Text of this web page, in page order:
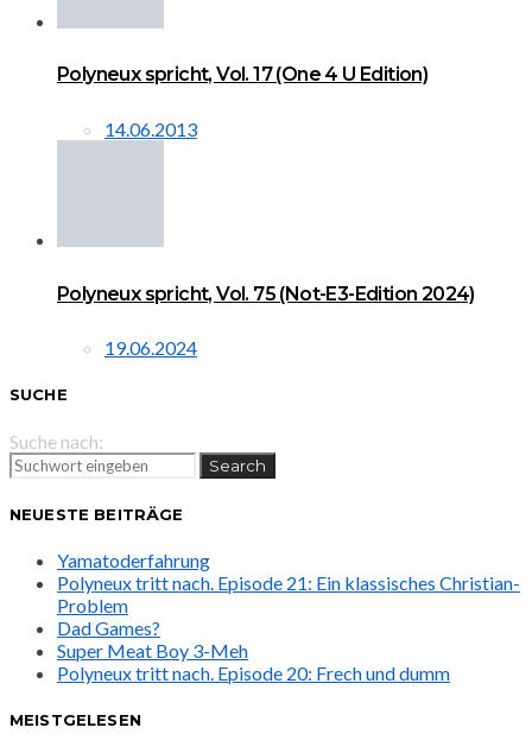
Polyneux spricht, Vol. 17 (One 4 U Edition)
14.06.2013
Polyneux spricht, Vol. 75 (Not-E3-Edition 2024)
19.06.2024
SUCHE
Suche nach:
Search
NEUESTE BEITRÄGE
Yamatoderfahrung
Polyneux tritt nach. Episode 21: Ein klassisches Christian-
Problem
Dad Games?
Super Meat Boy 3-Meh
Polyneux tritt nach. Episode 20: Frech und dumm
MEISTGELESEN